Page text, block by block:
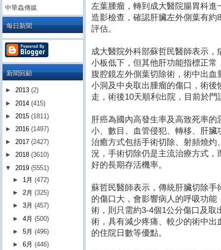
左葉腫瘤，轉到成大醫院腸胃科
造影檢查，確認肝臟左外側葉有
評估。
成大醫院外科部蘇哲民醫師表示
小板低下，但其他肝功能指標正
腹腔鏡左外側葉切除術，術中出
小洞及中央取出腫瘤的傷口，術
走，術後10天順利出院，目前於門
肝癌為國內高發生率及高致死率
小、數目、血管侵犯、轉移、肝
治癒方式包括手術切除、射頻燒
況，手術切除仍是主流治療方式
好的長期存活機率。
蘇哲民醫師表示，傳統肝臟切除
的傷口大，會影響病人的呼吸功
術，則只需約3-4個1公分傷口及
術，具有減少疼痛、較少的術中
的住院日數等優點。
中華鱻傳媒
每日新聞
新聞回顧
► 2013 (2)
► 2014 (415)
► 2015 (1811)
► 2016 (1497)
► 2017 (2427)
► 2018 (3610)
▼ 2019 (5551)
► 1月(472)
►2月(325)
►3月(457)
►4月(500)
►5月(496)
►6月(446)